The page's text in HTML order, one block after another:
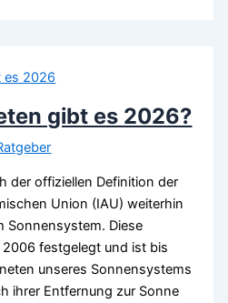
gibt es 2026?
der offiziellen Definition der
Union (IAU) weiterhin
Sonnensystem. Diese
festgelegt und ist bis
unseres Sonnensystems
ihrer Entfernung zur Sonne